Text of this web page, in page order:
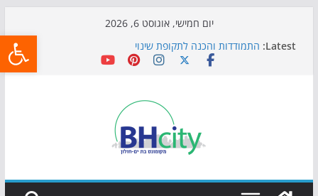
יום חמישי, אוגוסט 6, 2026
Latest: התמודדות והכנה לתקופת שינוי
אי ההרפתקאות ממשיך לכבוש את הגינות: מאות משפחות
כדורגל באווירה מיוחדת: הקרנת גמר המונדיאל בטרמינל
הקיץ של בני הנוער בבת־ים: חוף הריביירה הופך למרחב
בטוח בשעות הערב